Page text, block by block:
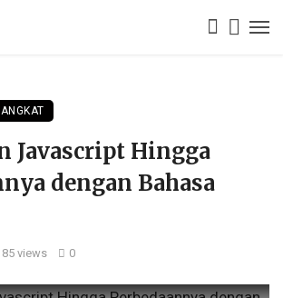
Javascript Hingga
dengan Bahasa
85 views 0